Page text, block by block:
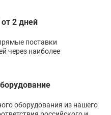
2 дней
поставки
через наиболее
оборудования из нашего